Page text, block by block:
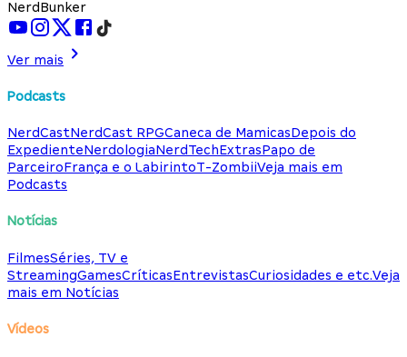
NerdBunker
Ver mais
Podcasts
NerdCastNerdCast RPGCaneca de MamicasDepois do
ExpedienteNerdologiaNerdTechExtrasPapo de
ParceiroFrança e o LabirintoT-ZombiiVeja mais em
Podcasts
Notícias
FilmesSéries, TV e
StreamingGamesCríticasEntrevistasCuriosidades e etc.Veja
mais em Notícias
Vídeos